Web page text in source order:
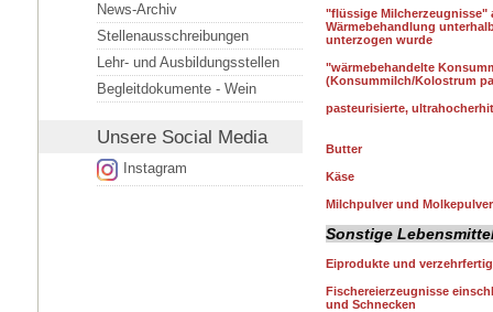
News-Archiv
Stellenausschreibungen
Lehr- und Ausbildungsstellen
Begleitdokumente - Wein
Unsere Social Media
Instagram
"flüssige Milcherzeugnisse"
Wärmebehandlung
unterzogen wurde
"wärmebehandelte
(Konsummilch/Kolostrum
pasteurisierte,
Butter
Käse
Milchpulver und Molkepulver
Sonstige
Eiprodukte und
Fischereierzeugnisse
und Schnecken